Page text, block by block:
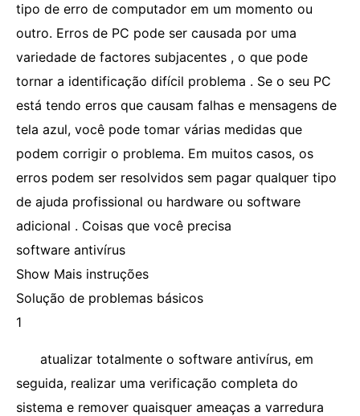
tipo de erro de computador em um momento ou
outro. Erros de PC pode ser causada por uma
variedade de factores subjacentes , o que pode
tornar a identificação difícil problema . Se o seu PC
está tendo erros que causam falhas e mensagens de
tela azul, você pode tomar várias medidas que
podem corrigir o problema. Em muitos casos, os
erros podem ser resolvidos sem pagar qualquer tipo
de ajuda profissional ou hardware ou software
adicional . Coisas que você precisa
software antivírus
Show Mais instruções
Solução de problemas básicos
1
atualizar totalmente o software antivírus, em
seguida, realizar uma verificação completa do
sistema e remover quaisquer ameaças a varredura